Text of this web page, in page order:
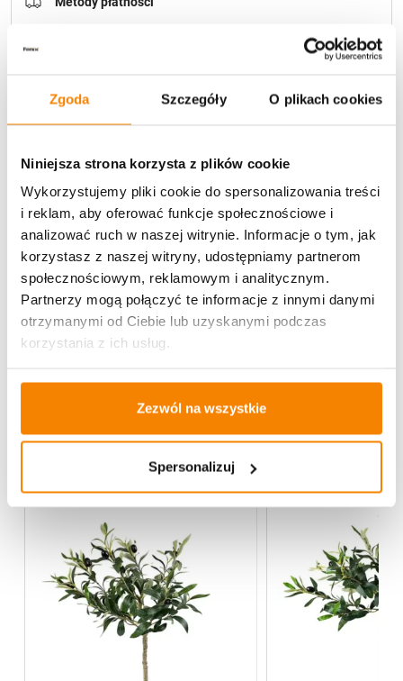
Zgoda Szczegóły O plikach cookies
Niniejsza strona korzysta z plików cookie
Wykorzystujemy pliki cookie do spersonalizowania treści
i reklam, aby oferować funkcje społecznościowe i
analizować ruch w naszej witrynie. Informacje o tym, jak
korzystasz z naszej witryny, udostępniamy partnerom
społecznościowym, reklamowym i analitycznym.
Partnerzy mogą połączyć te informacje z innymi danymi
otrzymanymi od Ciebie lub uzyskanymi podczas
korzystania z ich usług.
Zezwól na wszystkie
Spersonalizuj
Potrzebujesz większą ilość? Zapraszamy do naszej
Opis produktu
Specyfikacja
Opinie klientów
Więcej z kategorii Kwiaty sztuczne